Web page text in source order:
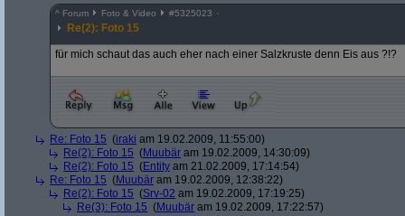
^ Forum Foto & Video #5325023
Re(2): Foto 15
für mich schaut das auch eher nach einer Salzkruste denn Eis aus ?!?
Re: Foto 15 (iraki am 19.02.2009, 11:55:00)
Re(2): Foto 15 (Muubär am 19.02.2009, 14:30:09)
Re(2): Foto 15 (Entity am 21.02.2009, 17:14:54)
Re: Foto 15 (Muubär am 19.02.2009, 12:38:22)
Re(2): Foto 15 (Srv-02 am 19.02.2009, 17:19:25)
Re(3): Foto 15 (Muubär am 19.02.2009, 17:22:57)